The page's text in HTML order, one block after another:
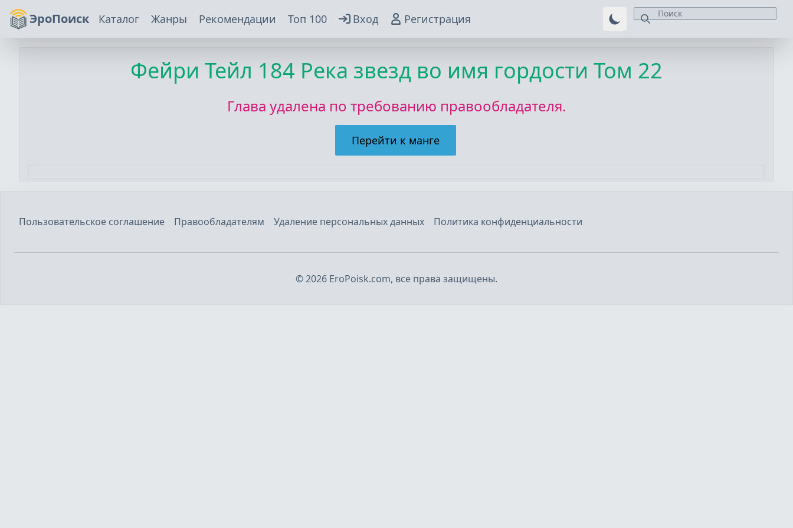
ЭроПоиск Каталог Жанры Рекомендации Топ 100 Вход Регистрация
Фейри Тейл 184 Река звезд во имя гордости Том 22
Глава удалена по требованию правообладателя.
Перейти к манге
Пользовательское соглашение Правообладателям Удаление персональных данных Политика конфиденциальности
©2026 EroPoisk.com, все права защищены.